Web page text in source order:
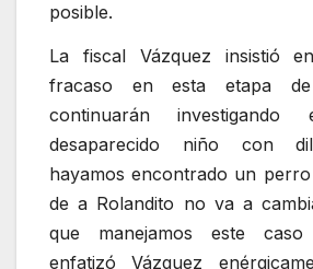
posible.
La fiscal Vázquez insistió
fracaso en esta etapa
continuarán
desaparecido niño con
hayamos encontrado un
de a Rolandito no va a
que manejamos este
enfatizó Vázquez